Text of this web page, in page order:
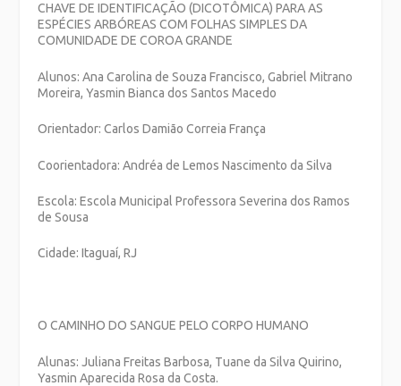
CHAVE DE IDENTIFICAÇÃO (DICOTÔMICA) PARA AS
ESPÉCIES ARBÓREAS COM FOLHAS SIMPLES DA
COMUNIDADE DE COROA GRANDE
Alunos: Ana Carolina de Souza Francisco, Gabriel Mitrano
Moreira, Yasmin Bianca dos Santos Macedo
Orientador: Carlos Damião Correia França
Coorientadora: Andréa de Lemos Nascimento da Silva
Escola: Escola Municipal Professora Severina dos Ramos
de Sousa
Cidade: Itaguaí, RJ
O CAMINHO DO SANGUE PELO CORPO HUMANO
Alunas: Juliana Freitas Barbosa, Tuane da Silva Quirino,
Yasmin Aparecida Rosa da Costa.